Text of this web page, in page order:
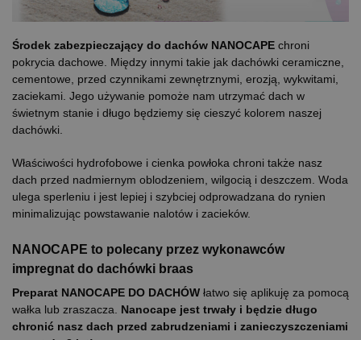
Środek zabezpieczający do dachów NANOCAPE chroni
pokrycia dachowe. Między innymi takie jak dachówki ceramiczne,
cementowe, przed czynnikami zewnętrznymi, erozją, wykwitami,
zaciekami. Jego używanie pomoże nam utrzymać dach w
świetnym stanie i długo będziemy się cieszyć kolorem naszej
dachówki.
Właściwości hydrofobowe i cienka powłoka chroni także nasz
dach przed nadmiernym oblodzeniem, wilgocią i deszczem. Woda
ulega sperleniu i jest lepiej i szybciej odprowadzana do rynien
minimalizując powstawanie nalotów i zacieków.
NANOCAPE to polecany przez wykonawców
impregnat do dachówki braas
Preparat NANOCAPE DO DACHÓW łatwo się aplikuję za pomocą
wałka lub zraszacza. Nanocape jest trwały i będzie długo
chronić nasz dach przed zabrudzeniami i zanieczyszczeniami